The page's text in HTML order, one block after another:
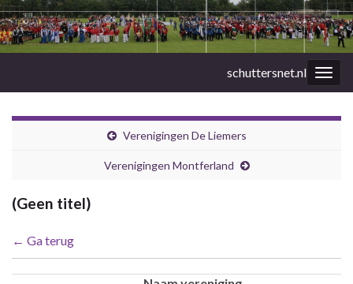
schuttersnet.nl
Verenigingen De Liemers
Verenigingen Montferland
(Geen titel)
← Ga terug